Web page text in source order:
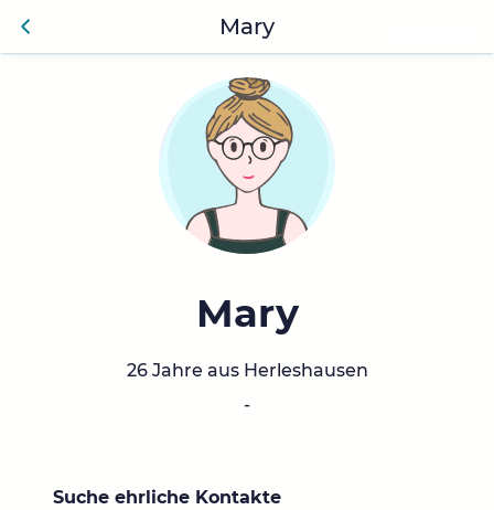
Zurü
Mary
Mary
26 Jahre aus Herleshausen
-
Suche ehrliche Kontakte